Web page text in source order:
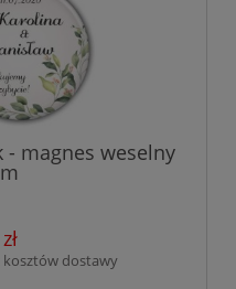
- magnes weselny
kosztów dostawy